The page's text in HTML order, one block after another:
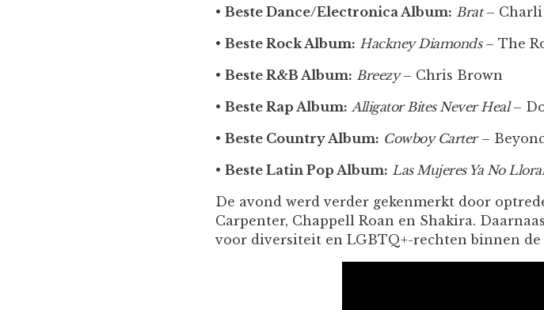
• Beste Dance/Electronica Album: Brat– Charli
• Beste Rock Album: Hackney Diamonds– The
• Beste R&B Album: Breezy– Chris Brown
• Beste Rap Album: Alligator Bites Never Heal–
• Beste Country Album: Cowboy Carter–
• Beste Latin Pop Album: Las Mujeres Ya No
De avond werd verder gekenmerkt door
Carpenter, Chappell Roan en Shakira.
voor diversiteit en LGBTQ+-rechten binnen de